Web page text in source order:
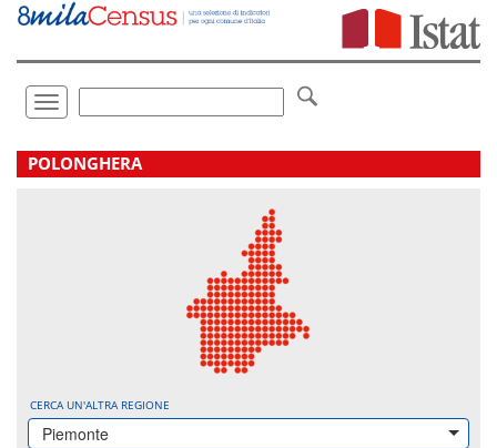
Vai
direttamente
Toggle
navigation
.
POLONGHERA
CERCA UN'ALTRA REGIONE
Piemonte